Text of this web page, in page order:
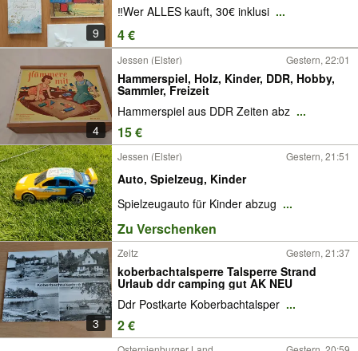
9
‼️Wer ALLES kauft, 30€ inklusi ...
4 €
4
Jessen (Elster) Gestern, 22:01
Hammerspiel, Holz, Kinder, DDR, Hobby,
Sammler, Freizeit
Hammerspiel aus DDR Zeiten abz ...
15 €
Jessen (Elster) Gestern, 21:51
Auto, Spielzeug, Kinder
Spielzeugauto für Kinder abzug ...
Zu Verschenken
3
Zeitz Gestern, 21:37
koberbachtalsperre Talsperre Strand
Urlaub ddr camping gut AK NEU
Ddr Postkarte Koberbachtalsper ...
2 €